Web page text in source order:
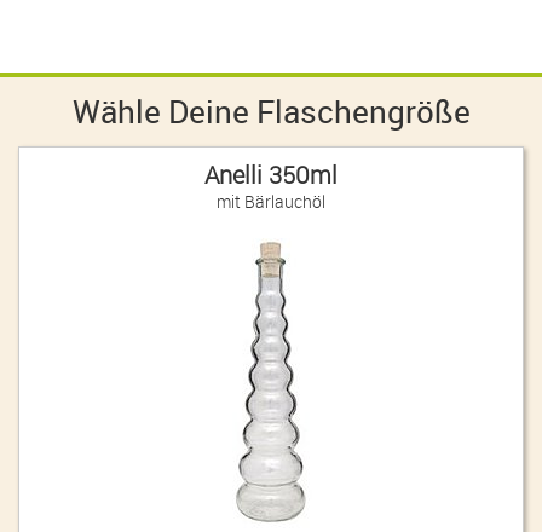
Wähle Deine Flaschengröße
Anelli 350ml
mit Bärlauchöl